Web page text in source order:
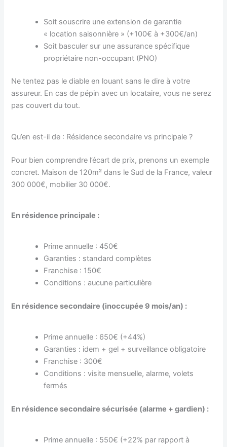
Soit souscrire une extension de garantie
« location saisonnière » (+100€ à +300€/an)
Soit basculer sur une assurance spécifique
propriétaire non-occupant (PNO)
Ne tentez pas le diable en louant sans le dire à votre
assureur. En cas de pépin avec un locataire, vous ne serez
pas couvert du tout.
Qu’en est-il de : Résidence secondaire vs principale ?
Pour bien comprendre l’écart de prix, prenons un exemple
concret. Maison de 120m² dans le Sud de la France, valeur
300 000€, mobilier 30 000€.
En résidence principale :
Prime annuelle : 450€
Garanties : standard complètes
Franchise : 150€
Conditions : aucune particulière
En résidence secondaire (inoccupée 9 mois/an) :
Prime annuelle : 650€ (+44%)
Garanties : idem + gel + surveillance obligatoire
Franchise : 300€
Conditions : visite mensuelle, alarme, volets
fermés
En résidence secondaire sécurisée (alarme + gardien) :
Prime annuelle : 550€ (+22% par rapport à